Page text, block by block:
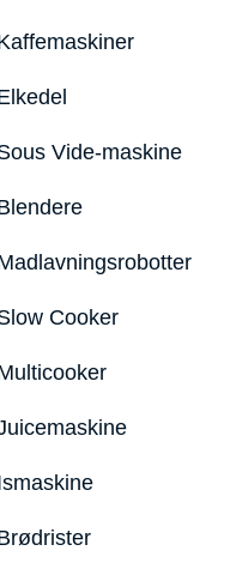
Vide-maskine
Cooker